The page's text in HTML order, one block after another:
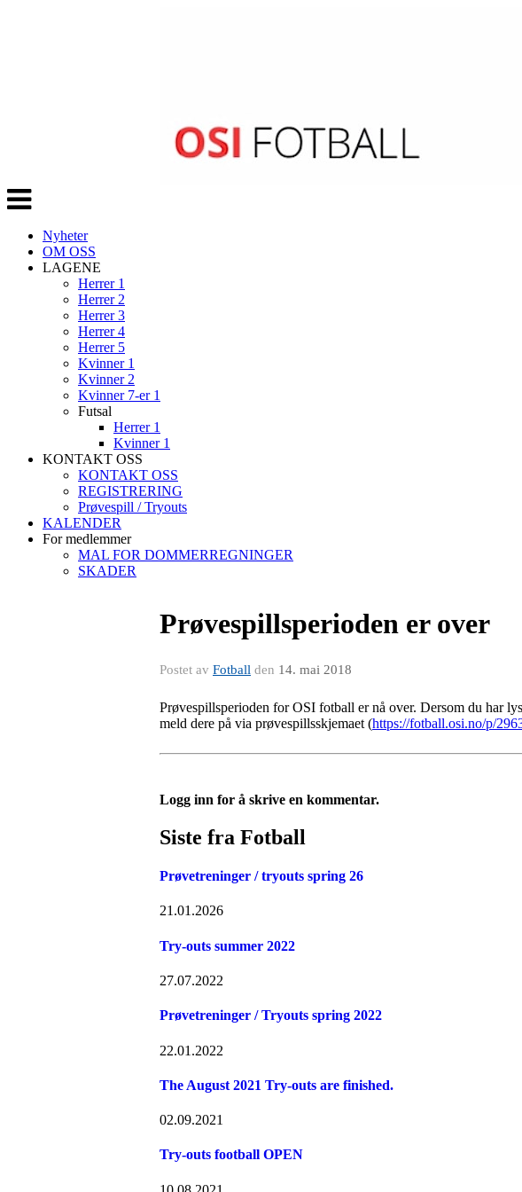
Veksle
navigasjon
Nyheter
OM OSS
LAGENE
Herrer 1
Herrer 2
Herrer 3
Herrer 4
Herrer 5
Kvinner 1
Kvinner 2
Kvinner 7-er 1
Futsal
Herrer 1
Kvinner 1
KONTAKT OSS
KONTAKT OSS
REGISTRERING
Prøvespill / Tryouts
KALENDER
For medlemmer
MAL FOR DOMMERREGNINGER
SKADER
Prøvespillsperioden er over
Postet av Fotball den 14. mai 2018
Prøvespillsperioden for OSI fotball er nå over. Dersom du har
meld dere på via prøvespillsskjemaet (https://fotball.osi.no/p/
Logg inn for å skrive en kommentar.
Siste fra Fotball
Prøvetreninger / tryouts spring 26
21.01.2026
Try-outs summer 2022
27.07.2022
Prøvetreninger / Tryouts spring 2022
22.01.2022
The August 2021 Try-outs are finished.
02.09.2021
Try-outs football OPEN